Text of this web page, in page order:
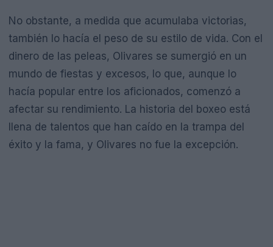
No obstante, a medida que acumulaba victorias,
también lo hacía el peso de su estilo de vida. Con el
dinero de las peleas, Olivares se sumergió en un
mundo de fiestas y excesos, lo que, aunque lo
hacía popular entre los aficionados, comenzó a
afectar su rendimiento. La historia del boxeo está
llena de talentos que han caído en la trampa del
éxito y la fama, y Olivares no fue la excepción.